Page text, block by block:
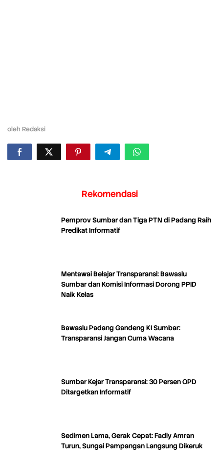
oleh Redaksi
Rekomendasi
Pemprov Sumbar dan Tiga PTN di Padang Raih
Predikat Informatif
Mentawai Belajar Transparansi: Bawaslu
Sumbar dan Komisi Informasi Dorong PPID
Naik Kelas
Bawaslu Padang Gandeng KI Sumbar:
Transparansi Jangan Cuma Wacana
Sumbar Kejar Transparansi: 30 Persen OPD
Ditargetkan Informatif
Sedimen Lama, Gerak Cepat: Fadly Amran
Turun, Sungai Pampangan Langsung Dikeruk